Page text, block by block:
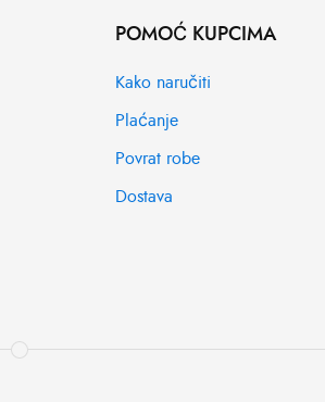
POMOĆ KUPCIMA
Kako naručiti
Plaćanje
Povrat robe
Dostava